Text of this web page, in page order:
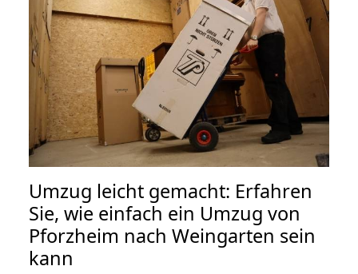
Umzug leicht gemacht: Erfahren
Sie, wie einfach ein Umzug von
Pforzheim nach Weingarten sein
kann